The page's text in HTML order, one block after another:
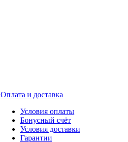
Оплата и доставка
Условия оплаты
Бонусный счёт
Условия доставки
Гарантии